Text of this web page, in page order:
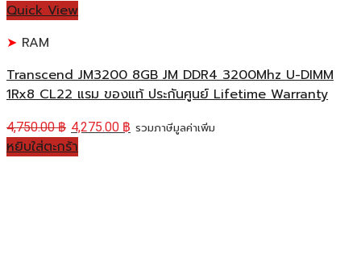
Quick View
RAM
Transcend JM3200 8GB JM DDR4 3200Mhz U-DIMM
1Rx8 CL22 แรม ของแท้ ประกันศูนย์ Lifetime Warranty
4,750.00฿ 4,275.00 ฿ รวมภาษีมูลค่าเพิ่ม
หยิบใส่ตะกร้า